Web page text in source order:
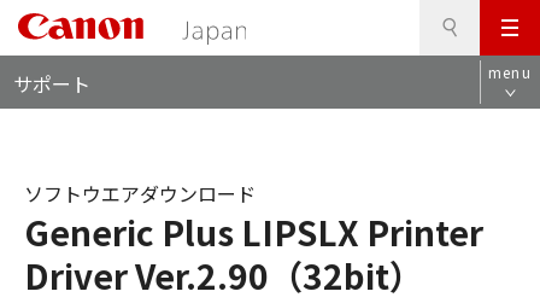
メ
ニ
ュ
サポート menu
Generic Plus LIPSLX Printer
Driver Ver.2.90（32bit）
ソフトウエアダウンロード